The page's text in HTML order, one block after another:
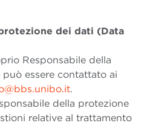
dei dati (Data
Responsabile della
essere contattato ai
.
della protezione
relative al trattamento